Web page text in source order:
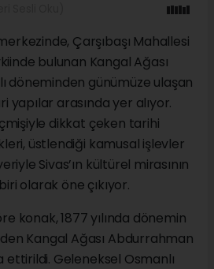
Çarşıbaşı Mahallesi
bulunan Kangal Ağası
döneminden günümüze ulaşan
yapılar arasında yer alıyor.
dikkat çeken tarihi
üstlendiği kamusal işlevler
Sivas’ın kültürel mirasının
olarak öne çıkıyor.
konak, 1877 yılında dönemin
Kangal Ağası Abdurrahman
ettirildi. Geleneksel Osmanlı